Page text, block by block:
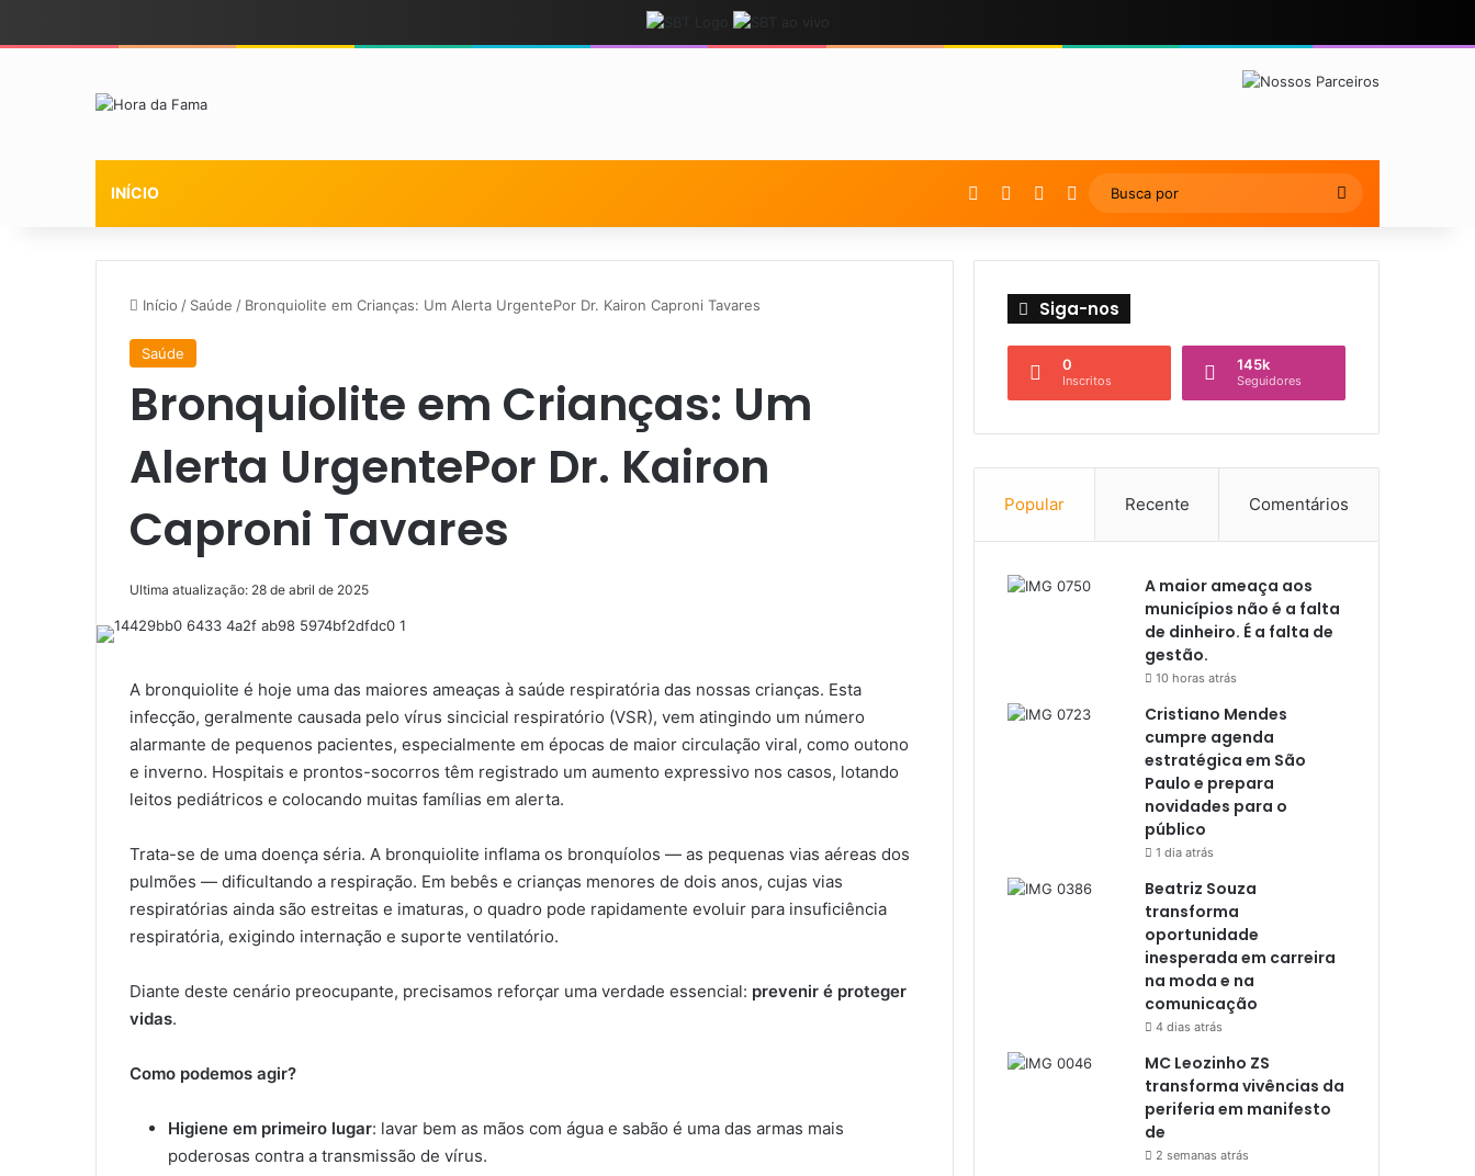
INÍCIO YouTubeInstagramArtigo Aleatório
Switch skin
Busca
por
Início / Saúde / Bronquiolite em Crianças: Um Alerta UrgentePor Dr. Kairon Caproni Tavares
Saúde
Bronquiolite em Crianças: Um
Alerta UrgentePor Dr. Kairon
Caproni Tavares
Ultima atualização: 28 de abril de 2025
A bronquiolite é hoje uma das maiores ameaças à saúde respiratória das nossas crianças. Esta
infecção, geralmente causada pelo vírus sincicial respiratório (VSR), vem atingindo um número
alarmante de pequenos pacientes, especialmente em épocas de maior circulação viral, como outono
e inverno. Hospitais e prontos-socorros têm registrado um aumento expressivo nos casos, lotando
leitos pediátricos e colocando muitas famílias em alerta.
Trata-se de uma doença séria. A bronquiolite inflama os bronquíolos — as pequenas vias aéreas dos
pulmões — dificultando a respiração. Em bebês e crianças menores de dois anos, cujas vias
respiratórias ainda são estreitas e imaturas, o quadro pode rapidamente evoluir para insuficiência
respiratória, exigindo internação e suporte ventilatório.
Diante deste cenário preocupante, precisamos reforçar uma verdade essencial: prevenir é proteger
vidas.
Como podemos agir?
Higiene em primeiro lugar: lavar bem as mãos com água e sabão é uma das armas mais
poderosas contra a transmissão de vírus.
Siga-nos
0
Inscritos
145k
Seguidores
Popular Recente Comentários
A maior ameaça aos
municípios não é a falta
de dinheiro. É a falta de
gestão.
10 horas atrás
Cristiano Mendes
cumpre agenda
estratégica em São
Paulo e prepara
novidades para o
público
1 dia atrás
Beatriz Souza
transforma
oportunidade
inesperada em carreira
na moda e na
comunicação
4 dias atrás
MC Leozinho ZS
transforma vivências da
periferia em manifesto
de
2 semanas atrás